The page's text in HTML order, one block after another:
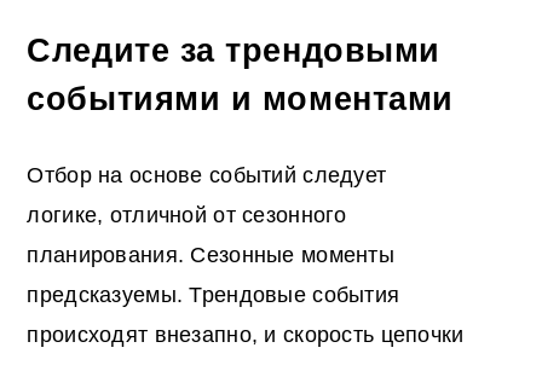
Следите за трендовыми
событиями и моментами
Отбор на основе событий следует
логике, отличной от сезонного
планирования. Сезонные моменты
предсказуемы. Трендовые события
происходят внезапно, и скорость цепочки